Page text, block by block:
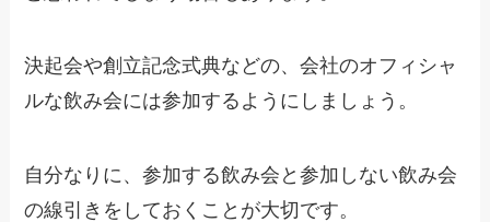
決起会や創立記念式典などの、会社のオフィシャ
ルな飲み会には参加するようにしましょう。
自分なりに、参加する飲み会と参加しない飲み会
の線引きをしておくこと が大切です。